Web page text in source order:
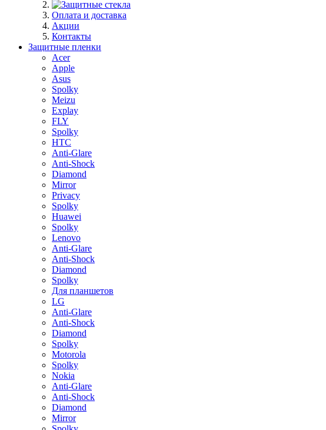
Оплата и доставка
Акции
Контакты
Защитные пленки
Acer
Apple
Asus
Spolky
Meizu
Explay
FLY
Spolky
HTC
Anti-Glare
Anti-Shock
Diamond
Mirror
Privacy
Spolky
Huawei
Spolky
Lenovo
Anti-Glare
Anti-Shock
Diamond
Spolky
Для планшетов
LG
Anti-Glare
Anti-Shock
Diamond
Spolky
Motorola
Spolky
Nokia
Anti-Glare
Anti-Shock
Diamond
Mirror